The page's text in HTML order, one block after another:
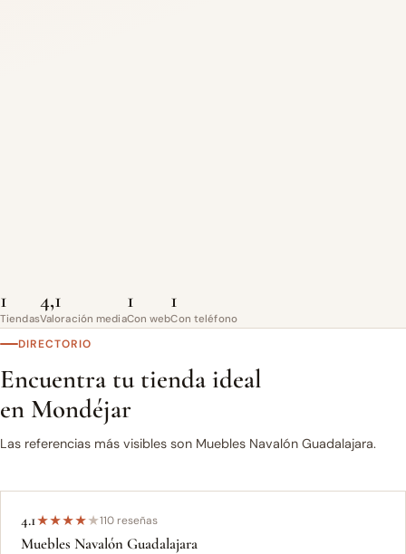
1
Tiendas
4,1
Valoración media
1
Con web
1
Con teléfono
DIRECTORIO
Encuentra tu tienda ideal
en Mondéjar
Las referencias más visibles son Muebles Navalón Guadalajara.
4.1★★★★★110 reseñas
Muebles Navalón Guadalajara